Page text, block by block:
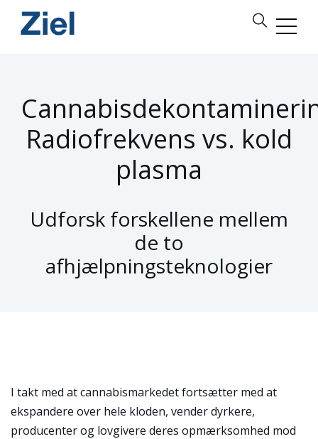
Radiofrekvens vs. kold
plasma
Udforsk forskellene mellem
de to
afhjælpningsteknologier
I takt med at cannabismarkedet fortsætter med at
ekspandere over hele kloden, vender dyrkere,
producenter og lovgivere deres opmærksomhed mod